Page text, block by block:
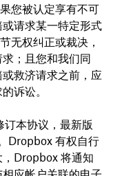
您被认定享有不可
请求某一特定形式
无权纠正或裁决，
；且您和我们同
救济请求之前，应
诉讼。
本协议，最新版
Dropbox 有权自行
Dropbox 将通知